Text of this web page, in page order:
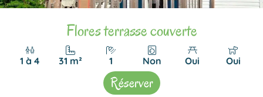
Flores terrasse couverte
1 à 4 31 m² 1 Non Oui Oui
Réserver